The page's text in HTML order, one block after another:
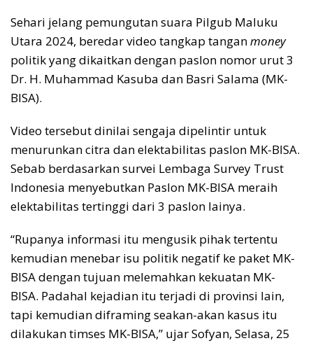
Sehari jelang pemungutan suara Pilgub Maluku
Utara 2024, beredar video tangkap tanganmoney
politik yang dikaitkan dengan paslon nomor urut 3
Dr. H. Muhammad Kasuba dan Basri Salama (MK-
BISA).
Video tersebut dinilai sengaja dipelintir untuk
menurunkan citra dan elektabilitas paslon MK-BISA.
Sebab berdasarkan survei Lembaga Survey Trust
Indonesia menyebutkan Paslon MK-BISA meraih
elektabilitas tertinggi dari 3 paslon lainya.
“Rupanya informasi itu mengusik pihak tertentu
kemudian menebar isu politik negatif ke paket MK-
BISA dengan tujuan melemahkan kekuatan MK-
BISA. Padahal kejadian itu terjadi di provinsi lain,
tapi kemudian diframing seakan-akan kasus itu
dilakukan timses MK-BISA,” ujar Sofyan, Selasa, 25